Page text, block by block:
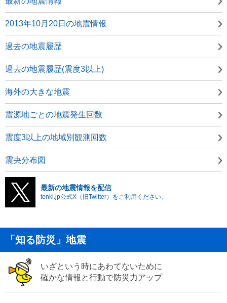
2013年10月20日の地震情報
過去の地震履歴
過去の地震履歴(震度3以上)
海外の大きな地震
震源地ごとの地震発生回数
震度3以上の地域別観測回数
震央分布図
最新の地震情報を配信
tenki.jp公式X（旧Twitter）をご利用ください。
「知る防災」地震
いざという時にあわてないために
確かな情報と行動で防災力アップ